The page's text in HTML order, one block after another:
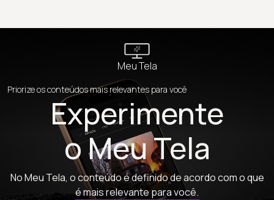
Meu Tela
Priorize os conteúdos mais relevantes para você
Experimente
o Meu Tela
No Meu Tela, o conteúdo é definido de acordo com o que
é mais relevante para você.